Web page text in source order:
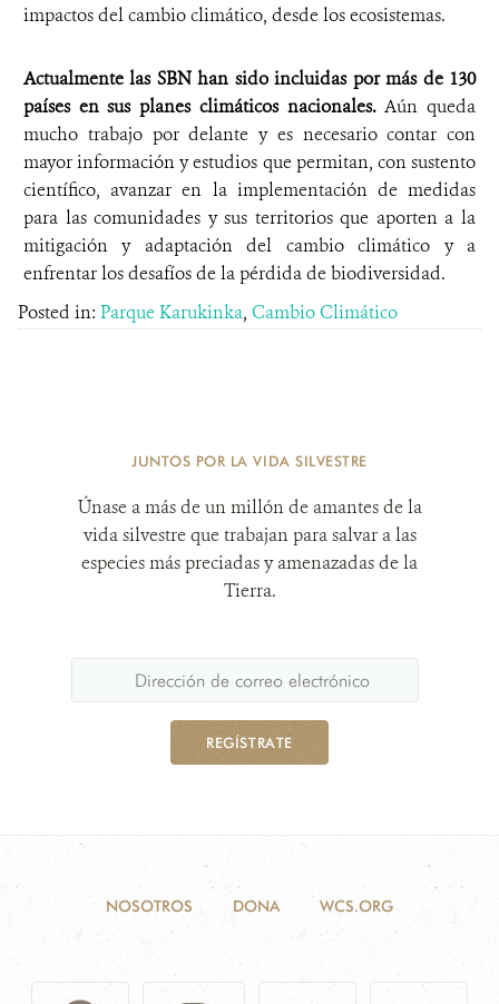
impactos del cambio climático, desde los ecosistemas.
Actualmente las SBN han sido incluidas por más de 130
países en sus planes climáticos nacionales.Aún queda
mucho trabajo por delante y es necesario contar con
mayor información y estudios que permitan, con sustento
científico, avanzar en la implementación de medidas
para las comunidades y sus territorios que aporten a la
mitigación y adaptación del cambio climático y a
enfrentar los desafíos de la pérdida de biodiversidad.
Posted in: Parque Karukinka, Cambio Climático
JUNTOS POR LA VIDA SILVESTRE
Únase a más de un millón de amantes de la
vida silvestre que trabajan para salvar a las
especies más preciadas y amenazadas de la
Tierra.
REGÍSTRATE
NOSOTROS DONA WCS.ORG